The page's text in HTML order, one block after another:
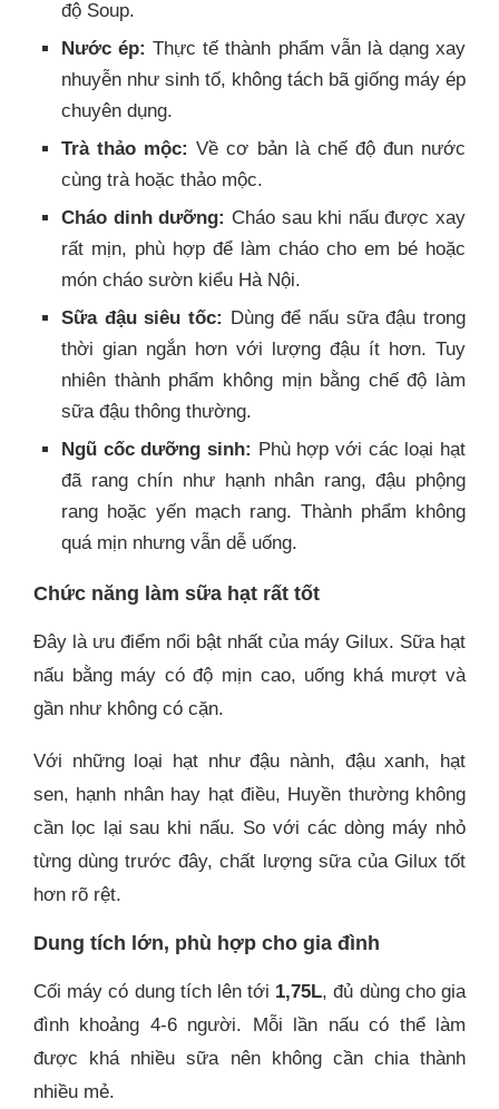
độ Soup.
Nước ép: Thực tế thành phẩm vẫn là dạng xay
nhuyễn như sinh tố, không tách bã giống máy ép
chuyên dụng.
Trà thảo mộc: Về cơ bản là chế độ đun nước
cùng trà hoặc thảo mộc.
Cháo dinh dưỡng: Cháo sau khi nấu được xay
rất mịn, phù hợp để làm cháo cho em bé hoặc
món cháo sườn kiểu Hà Nội.
Sữa đậu siêu tốc: Dùng để nấu sữa đậu trong
thời gian ngắn hơn với lượng đậu ít hơn. Tuy
nhiên thành phẩm không mịn bằng chế độ làm
sữa đậu thông thường.
Ngũ cốc dưỡng sinh: Phù hợp với các loại hạt
đã rang chín như hạnh nhân rang, đậu phộng
rang hoặc yến mạch rang. Thành phẩm không
quá mịn nhưng vẫn dễ uống.
Chức năng làm sữa hạt rất tốt
Đây là ưu điểm nổi bật nhất của máy Gilux. Sữa hạt
nấu bằng máy có độ mịn cao, uống khá mượt và
gần như không có cặn.
Với những loại hạt như đậu nành, đậu xanh, hạt
sen, hạnh nhân hay hạt điều, Huyền thường không
cần lọc lại sau khi nấu. So với các dòng máy nhỏ
từng dùng trước đây, chất lượng sữa của Gilux tốt
hơn rõ rệt.
Dung tích lớn, phù hợp cho gia đình
Cối máy có dung tích lên tới 1,75L, đủ dùng cho gia
đình khoảng 4-6 người. Mỗi lần nấu có thể làm
được khá nhiều sữa nên không cần chia thành
nhiều mẻ.